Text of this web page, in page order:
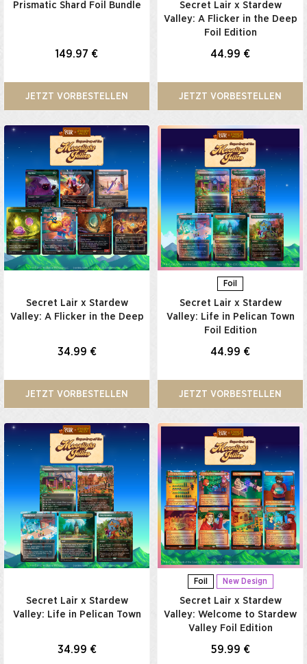
Prismatic Shard Foil Bundle
149.97 €
JETZT VORBESTELLEN
Secret Lair x Stardew
Valley: A Flicker in the Deep
Foil Edition
44.99 €
JETZT VORBESTELLEN
Secret Lair x Stardew
Valley: A Flicker in the Deep
34.99 €
JETZT VORBESTELLEN
Foil
Secret Lair x Stardew
Valley: Life in Pelican Town
Foil Edition
44.99 €
JETZT VORBESTELLEN
Secret Lair x Stardew
Valley: Life in Pelican Town
34.99 €
Foil New Design
Secret Lair x Stardew
Valley: Welcome to Stardew
Valley Foil Edition
59.99 €